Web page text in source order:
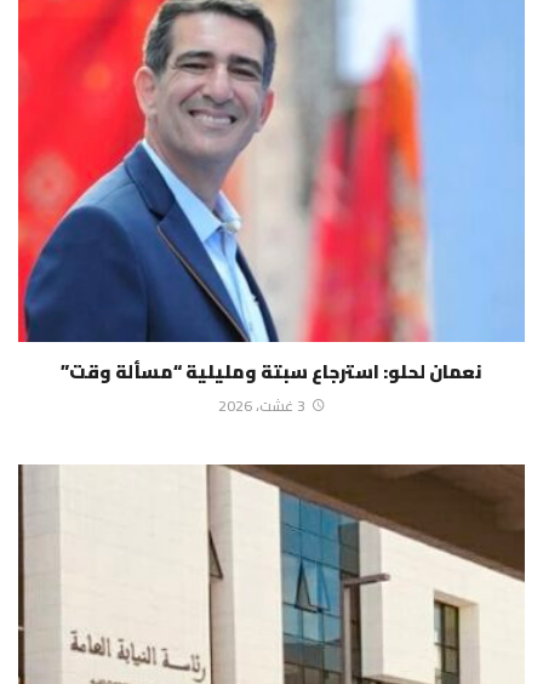
نعمان لحلو: استرجاع سبتة ومليلية “مسألة وقت”
3 غشت، 2026